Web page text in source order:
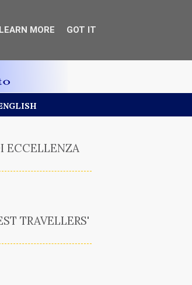
ECCELLENZA
TRAVELLERS'
LEARN MORE GOT IT